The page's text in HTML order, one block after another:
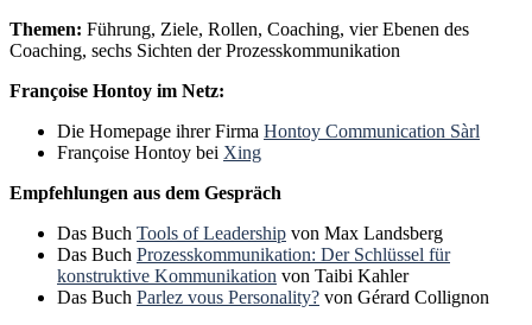
Themen: Führung, Ziele, Rollen, Coaching, vier Ebenen des
Coaching, sechs Sichten der Prozesskommunikation
Françoise Hontoy im Netz:
Die Homepage ihrer Firma Hontoy Communication Sàrl
Françoise Hontoy bei Xing
Empfehlungen aus dem Gespräch
Das Buch Tools of Leadership von Max Landsberg
Das Buch Prozesskommunikation: Der Schlüssel für
konstruktive Kommunikation von Taibi Kahler
Das Buch Parlez vous Personality? von Gérard Collignon